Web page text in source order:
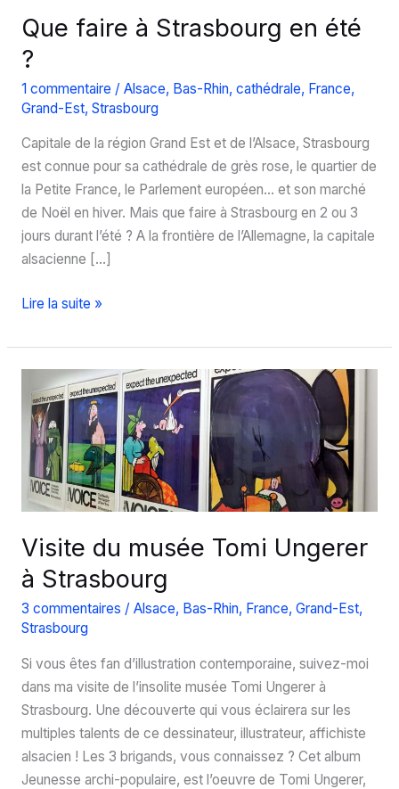
Que faire à Strasbourg en été
?
1 commentaire / Alsace, Bas-Rhin, cathédrale, France,
Grand-Est, Strasbourg
Capitale de la région Grand Est et de l’Alsace, Strasbourg
est connue pour sa cathédrale de grès rose, le quartier de
la Petite France, le Parlement européen… et son marché
de Noël en hiver. Mais que faire à Strasbourg en 2 ou 3
jours durant l’été ? A la frontière de l’Allemagne, la capitale
alsacienne […]
Que
à
Strasbourg
en
été
Lire la suite »
Visite du musée Tomi Ungerer
à Strasbourg
3 commentaires / Alsace, Bas-Rhin, France, Grand-Est,
Strasbourg
Si vous êtes fan d’illustration contemporaine, suivez-moi
dans ma visite de l’insolite musée Tomi Ungerer à
Strasbourg. Une découverte qui vous éclairera sur les
multiples talents de ce dessinateur, illustrateur, affichiste
alsacien ! Les 3 brigands, vous connaissez ? Cet album
Jeunesse archi-populaire, est l’oeuvre de Tomi Ungerer,